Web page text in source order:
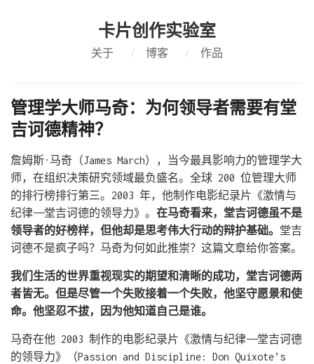
卡片创作实验室
关于 / 博客 / 作品
管理学大师马奇：为何领导者需要有堂
吉诃德精神？
詹姆斯·马奇（James March），当今最具影响力的管理学大
师，在组织决策研究领域最负盛名。全球 200 位管理大师
的排行榜排行第三。2003 年，他制作电影纪录片《激情与
纪律——堂吉诃德的领导力》。 在马奇看来，堂吉诃德虽不是
领导者的好榜样，但他却是思考伟大行动的辩护基础。 堂吉
诃德不是疯子吗？马奇为何如此推崇？这篇文章给你答案。
我们生活的世界重视现实的期望和清晰的成功，堂吉诃德两
者皆无。但是尽管一个失败接着一个失败，他坚守愿景和使
命。他坚忍不拔，因为他知道自己是谁。
马奇在他 2003 制作的电影纪录片《激情与纪律——堂吉诃德
的领导力》（Passion and Discipline: Don Quixote’s